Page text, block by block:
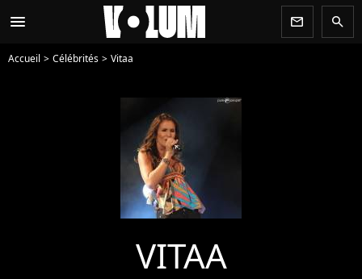
menu newsletter search
Accueil Célébrités Vitaa
VITAA